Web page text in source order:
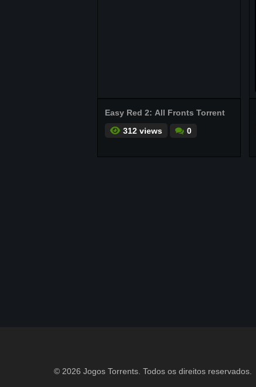
Easy Red 2: All Fronts Torrent
312 views
0
© 2026 Jogos Torrents. Todos os direitos reservados.